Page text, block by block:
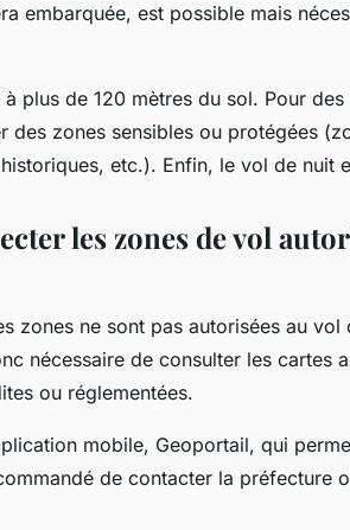
embarquée, est possible mais
plus de 120 mètres du sol. Pour
des zones sensibles ou protégées
etc.). Enfin, le vol de nuit
les zones de vol
zones ne sont pas autorisées au
nécessaire de consulter les cartes
ou réglementées.
mobile, Geoportail, qui
de contacter la préfecture